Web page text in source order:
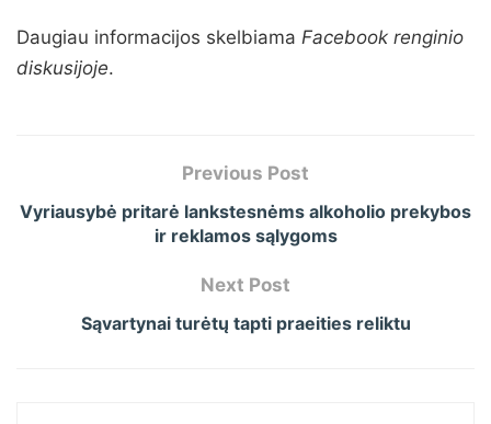
Daugiau informacijos skelbiama Facebook renginio
diskusijoje.
Previous Post
Vyriausybė pritarė lankstesnėms alkoholio prekybos
ir reklamos sąlygoms
Next Post
Sąvartynai turėtų tapti praeities reliktu